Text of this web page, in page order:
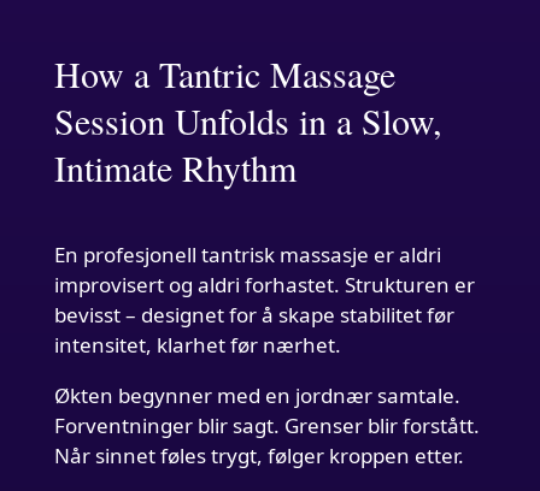
How a Tantric Massage
Session Unfolds in a Slow,
Intimate Rhythm
En profesjonell tantrisk massasje er aldri
improvisert og aldri forhastet. Strukturen er
bevisst – designet for å skape stabilitet før
intensitet, klarhet før nærhet.
Økten begynner med en jordnær samtale.
Forventninger blir sagt. Grenser blir forstått.
Når sinnet føles trygt, følger kroppen etter.